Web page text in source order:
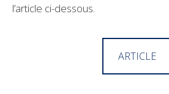
l’article ci-dessous.
ARTICLE